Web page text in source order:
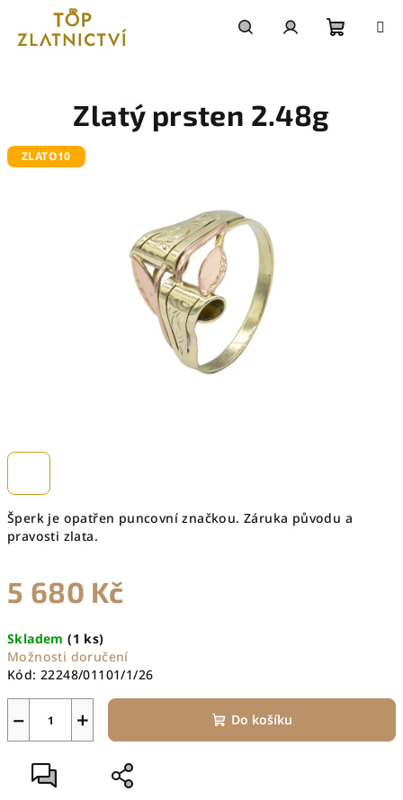
obsah
Šperk je opatřen puncovní značkou. Záruka původu a
pravosti zlata.
5 680 Kč
cena:
Skladem(1 ks)
Možnosti doručení
Kód: 22248/01101/1/26
+
− Do košíku
Zlatý prsten 2.48g
ZLATO10